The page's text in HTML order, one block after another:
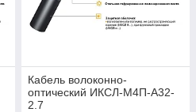
Кабель волоконно-
оптический ИКСЛ-М4П-А32-
2.7